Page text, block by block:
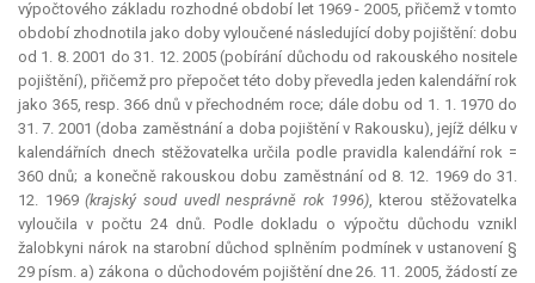
výpočtového základu rozhodné období let 1969 - 2005, přičemž v tomto
období zhodnotila jako doby vyloučené následující doby pojištění: dobu
od 1. 8. 2001 do 31. 12. 2005 (pobírání důchodu od rakouského nositele
pojištění), přičemž pro přepočet této doby převedla jeden kalendářní rok
jako 365, resp. 366 dnů v přechodném roce; dále dobu od 1. 1. 1970 do
31. 7. 2001 (doba zaměstnání a doba pojištění v Rakousku), jejíž délku v
kalendářních dnech stěžovatelka určila podle pravidla kalendářní rok =
360 dnů; a konečně rakouskou dobu zaměstnání od 8. 12. 1969 do 31.
12. 1969(krajský soud uvedl nesprávně rok 1996), kterou stěžovatelka
vyloučila v počtu 24 dnů. Podle dokladu o výpočtu důchodu vznikl
žalobkyni nárok na starobní důchod splněním podmínek v ustanovení §
29 písm. a) zákona o důchodovém pojištění dne 26. 11. 2005, žádostí ze